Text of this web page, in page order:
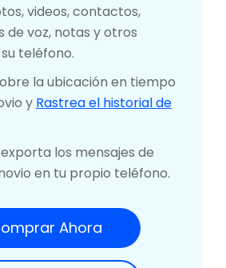
videos, contactos,
de voz, notas y otros
teléfono.
la ubicación en tiempo
y Rastrea el historial de
los mensajes de
en tu propio teléfono.
Ahora